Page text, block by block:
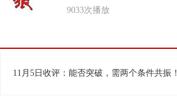
9033次播放
11月5日收评：能否突破，需两个条件共振！
相关视频